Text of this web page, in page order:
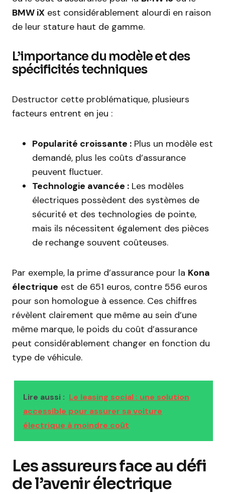
BMW iX est considérablement alourdi en raison
de leur stature haut de gamme.
L’importance du modèle et des
spécificités techniques
Destructor cette problématique, plusieurs
facteurs entrent en jeu :
Popularité croissante : Plus un modèle est
demandé, plus les coûts d’assurance
peuvent fluctuer.
Technologie avancée : Les modèles
électriques possèdent des systèmes de
sécurité et des technologies de pointe,
mais ils nécessitent également des pièces
de rechange souvent coûteuses.
Par exemple, la prime d’assurance pour la Kona
électrique est de 651 euros, contre 556 euros
pour son homologue à essence. Ces chiffres
révèlent clairement que même au sein d’une
même marque, le poids du coût d’assurance
peut considérablement changer en fonction du
type de véhicule.
Lire aussi : Le leasing social : une solution
accessible pour assurer sa voiture
électrique à moindre coût
Les assureurs face au défi
de l’avenir électrique